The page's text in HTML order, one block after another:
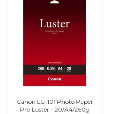
Canon LU-101 Photo Paper
Pro Luster - 20/A4/260g